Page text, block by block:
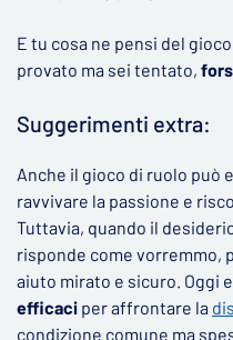
E tu cosa ne pensi del
provato ma sei tentato,
Suggerimenti extra:
Anche il gioco di ruolo può
ravvivare la passione e
Tuttavia, quando il
risponde come vorremmo,
aiuto mirato e sicuro. Oggi
efficaci per affrontare la
condizione comune ma